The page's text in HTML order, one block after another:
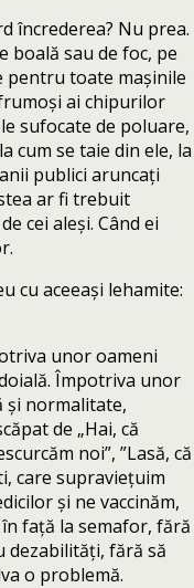
încrederea? Nu prea.
boală sau de foc, pe
pentru toate mașinile
ai chipurilor
sufocate de poluare,
cum se taie din ele, la
publici aruncați
ar fi trebuit
cei aleși. Când ei
cu aceeași lehamite:
unor oameni
Împotriva unor
și normalitate,
de „Hai, că
noi”, ”Lasă, că
care supraviețuim
și ne vaccinăm,
față la semafor, fără
dezabilități, fără să
o problemă.